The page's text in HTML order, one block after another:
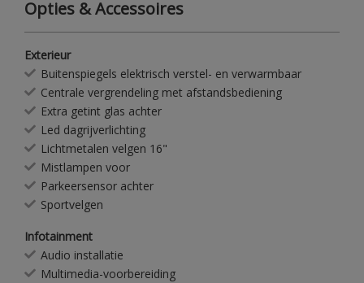
Opties & Accessoires
Exterieur
Buitenspiegels elektrisch verstel- en verwarmbaar
Centrale vergrendeling met afstandsbediening
Extra getint glas achter
Led dagrijverlichting
Lichtmetalen velgen 16"
Mistlampen voor
Parkeersensor achter
Sportvelgen
Infotainment
Audio installatie
Multimedia-voorbereiding